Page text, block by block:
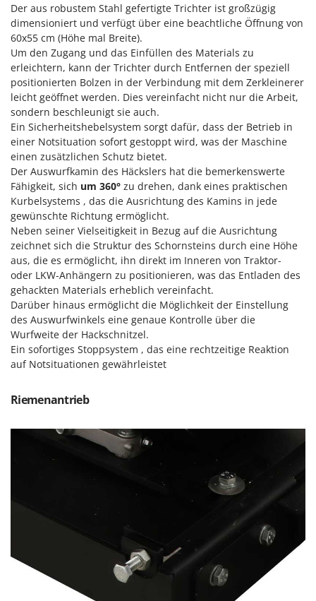
Oliviero
Olix
OMA
Omas
Ompagrill
Ooni
Oriental Koshin
Outdoorchef
P
Palazzetti
Palumbo Pavi
Partisani
Paterlini
Philips
Pramac
Prismafood
R
R.G.V.
Reber
Redback
River Systems
Rossofuoco
Der aus robustem Stahl gefertigte Trichter ist großzügig
dimensioniert und verfügt über eine beachtliche Öffnung von
60x55 cm (Höhe mal Breite).
Um den Zugang und das Einfüllen des Materials zu
erleichtern, kann der Trichter durch Entfernen der speziell
positionierten Bolzen in der Verbindung mit dem Zerkleinerer
leicht geöffnet werden. Dies vereinfacht nicht nur die Arbeit,
sondern beschleunigt sie auch.
Ein Sicherheitshebelsystem sorgt dafür, dass der Betrieb in
einer Notsituation sofort gestoppt wird, was der Maschine
einen zusätzlichen Schutz bietet.
Der Auswurfkamin des Häckslers hat die bemerkenswerte
Fähigkeit, sich um 360° zu drehen, dank eines praktischen
Kurbelsystems , das die Ausrichtung des Kamins in jede
gewünschte Richtung ermöglicht.
Neben seiner Vielseitigkeit in Bezug auf die Ausrichtung
zeichnet sich die Struktur des Schornsteins durch eine Höhe
aus, die es ermöglicht, ihn direkt im Inneren von Traktor-
oder LKW-Anhängern zu positionieren, was das Entladen des
gehackten Materials erheblich vereinfacht.
Darüber hinaus ermöglicht die Möglichkeit der Einstellung
des Auswurfwinkels eine genaue Kontrolle über die
Wurfweite der Hackschnitzel.
Ein sofortiges Stoppsystem , das eine rechtzeitige Reaktion
auf Notsituationen gewährleistet
Riemenantrieb